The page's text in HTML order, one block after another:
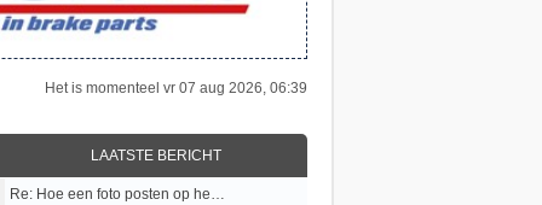
Het is momenteel vr 07 aug 2026, 06:39
LAATSTE BERICHT
LRe: Hoe een foto posten op he…